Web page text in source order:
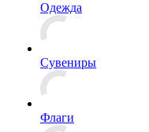
Одежда
Сувениры
Флаги